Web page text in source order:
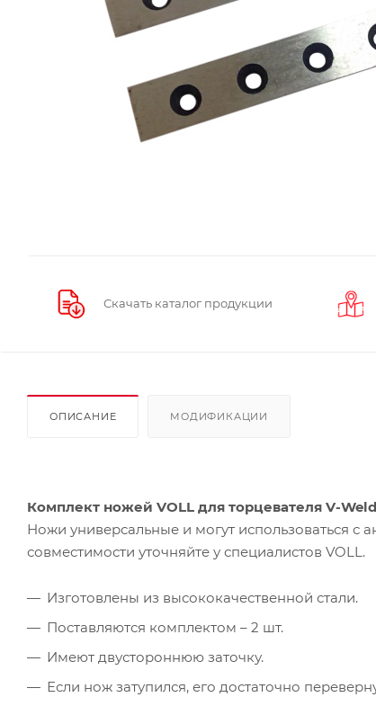
Скачать каталог продукции
ОПИСАНИЕ МОДИФИКАЦИИ
Комплект ножей VOLL для торцевателя V-Weld
Ножи универсальные и могут использоваться
совместимости уточняйте у специалистов VOLL.
Изготовлены из высококачественной стали.
Поставляются комплектом – 2 шт.
Имеют двустороннюю заточку.
Если нож затупился, его достаточно